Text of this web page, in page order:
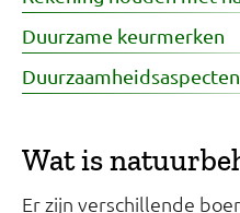
Duurzame keurmerken
Duurzaamheidsaspecten
Wat is
Er zijn verschillende